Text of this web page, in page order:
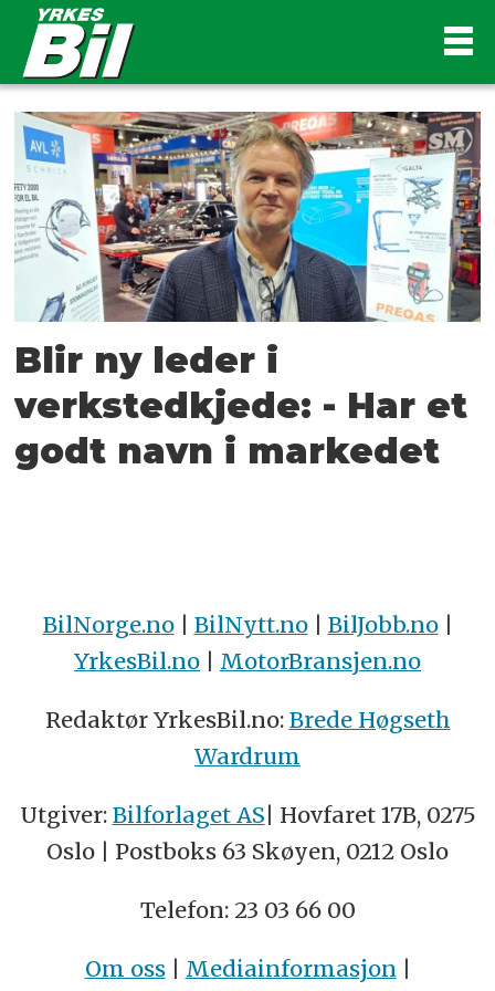
Tag:
tunge
kjøretøy
Blir ny leder i
verkstedkjede: - Har et
godt navn i markedet
BilNorge.no| BilNytt.no| BilJobb.no|
YrkesBil.no
MotorBransjen.no
Redaktør YrkesBil.no: Brede Høgseth
Wardrum
Utgiver: Bilforlaget AS| Hovfaret 17B, 0275
Oslo | Postboks 63 Skøyen, 0212 Oslo
Telefon: 23 03 66 00
Om oss| Mediainformasjon |